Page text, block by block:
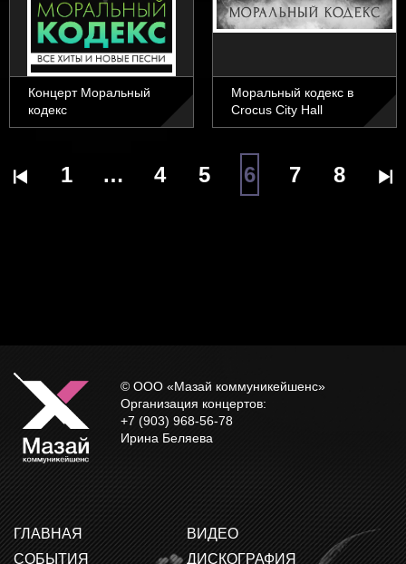
Концерт Моральный
кодекс
Моральный кодекс в
Crocus City Hall
1 … 4 5 6 7 8
© ООО «Мазай коммуникейшенс»
Организация концертов:
+7 (903) 968-56-78
Ирина Беляева
ГЛАВНАЯ
СОБЫТИЯ
ВИДЕО
ДИСКОГРАФИЯ